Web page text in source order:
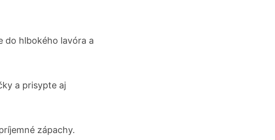
do hlbokého lavóra a
a prisypte aj
zápachy.